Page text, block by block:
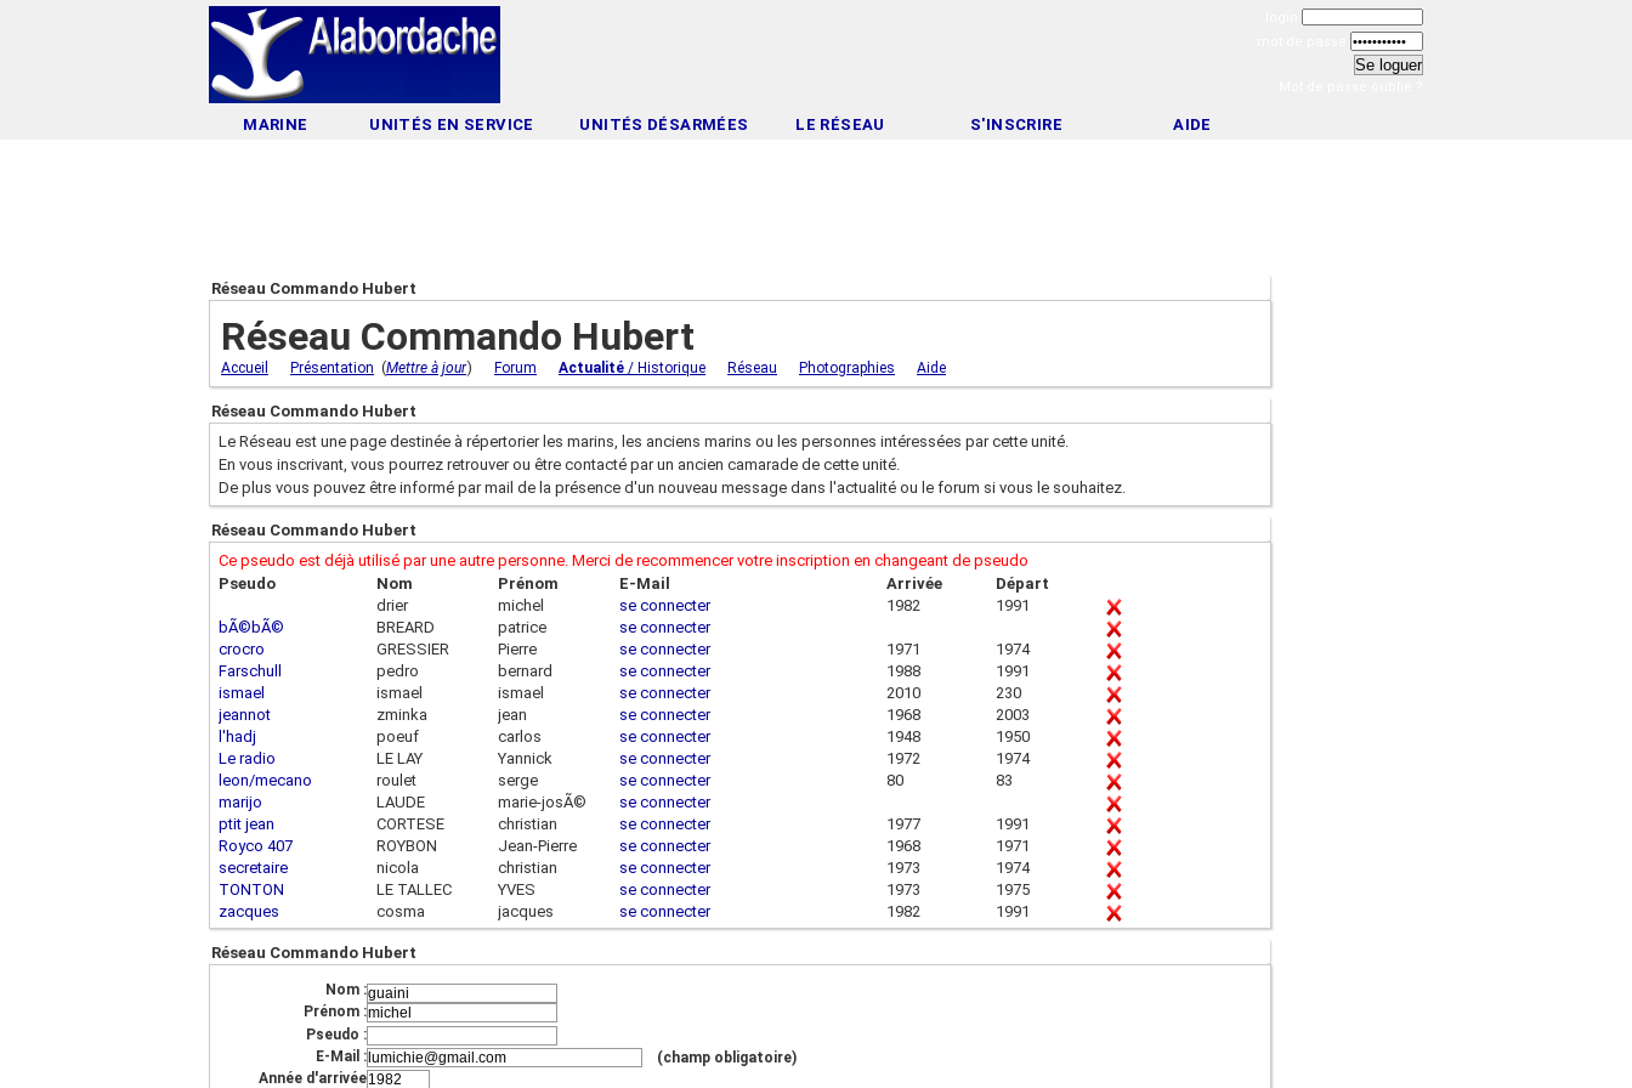
MARINE UNITÉS EN SERVICE UNITÉS DÉSARMÉES LE RÉSEAU S'INSCRIRE AIDE
Réseau Commando Hubert
Réseau Commando Hubert
Accueil Présentation (Mettre à jour) Forum Actualité / Historique Réseau Photographies Aide
Réseau Commando Hubert
Le Réseau est une page destinée à répertorier les marins, les anciens marins ou les personnes intéressées par cette unité.
En vous inscrivant, vous pourrez retrouver ou être contacté par un ancien camarade de cette unité.
De plus vous pouvez être informé par mail de la présence d'un nouveau message dans l'actualité ou le forum si vous le souhaitez.
Réseau Commando Hubert
Ce pseudo est déjà utilisé par une autre personne. Merci de recommencer votre inscription en changeant de pseudo
Pseudo
Nom Prénom E-Mail Arrivée
Départ
drier
michel se connecter 1982
1991
bÃ©bÃ©
BREARD patrice
se connecter
crocro
GRESSIER Pierre se connecter 1971
1974
Farschull
pedro bernard se connecter 1988
1991
ismael
ismael ismael se connecter 2010
230
jeannot
zminka jean se connecter 1968
2003
l'hadj
poeuf carlos se connecter 1948
1950
Le radio
LE LAY Yannick se connecter 1972
1974
leon/mecano
roulet serge se connecter 80
83
marijo
LAUDE marie-josÃ©
se connecter
ptit jean
CORTESE christian se connecter 1977
1991
Royco 407
ROYBON Jean-Pierre se connecter 1968
1971
secretaire
nicola christian se connecter 1973
1974
TONTON
LE TALLEC YVES se connecter 1973
1975
zacques
cosma jacques se connecter 1982 1991
Réseau Commando Hubert
Nom :
Prénom :
Pseudo :
E-Mail :
(champ obligatoire)
Année d'arrivée